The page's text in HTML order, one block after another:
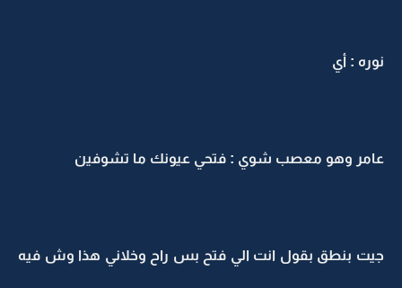
نوره : أي
عامر وهو معصب شوي : فتحي عيونك ما تشوفين
جيت بنطق بقول انت الي فتح بس راح وخلاني هذا وش فيه